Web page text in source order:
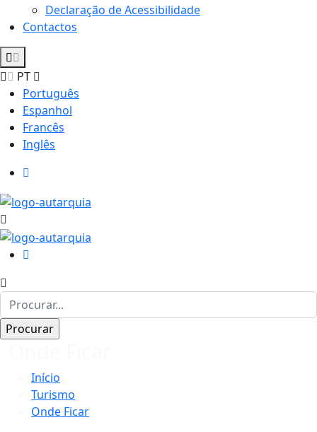
Declaração de Acessibilidade
Contactos
PT
Português
Espanhol
Francês
Inglês
Início
Turismo
Onde Ficar